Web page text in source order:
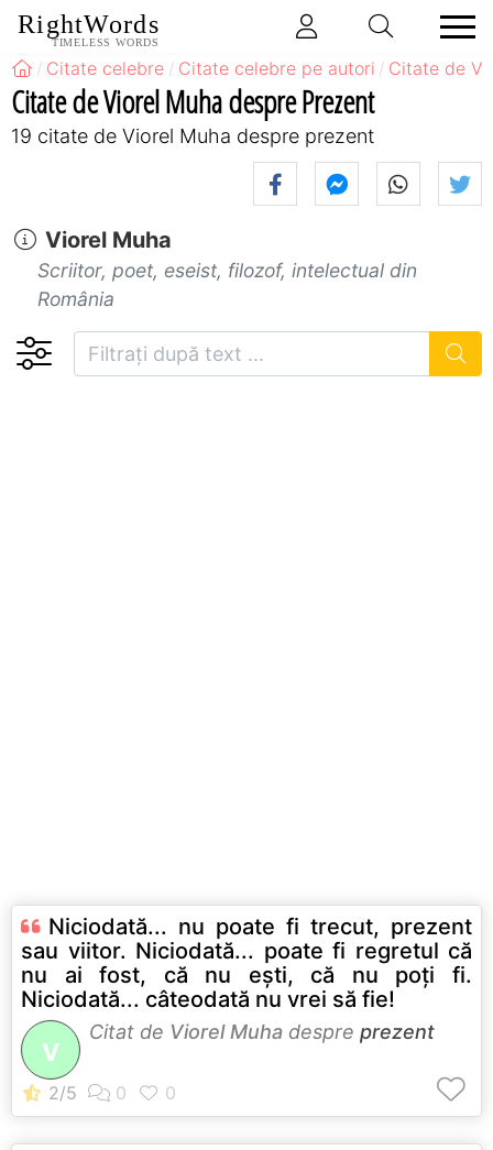
RightWords
TIMELESS WORDS
Citate celebre Citate celebre pe autori Citate de
Citate de Viorel Muha despre Prezent
19 citate de Viorel Muha despre prezent
Viorel Muha
Scriitor, poet, eseist, filozof, intelectual din
România
Niciodată... nu poate fi trecut, prezent
sau viitor. Niciodată... poate fi regretul că
nu ai fost, că nu eşti, că nu poţi fi.
Niciodată... câteodată nu vrei să fie!
V
Citat de Viorel Muha despre prezent